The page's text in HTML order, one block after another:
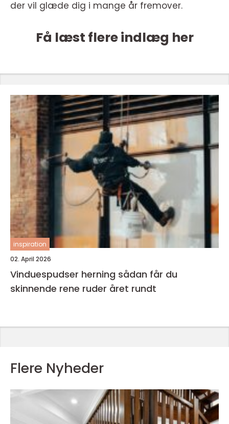
der vil glæde dig i mange år fremover.
Få læst flere indlæg her
inspiration
02. April 2026
Vinduespudser herning sådan får du
skinnende rene ruder året rundt
Flere Nyheder